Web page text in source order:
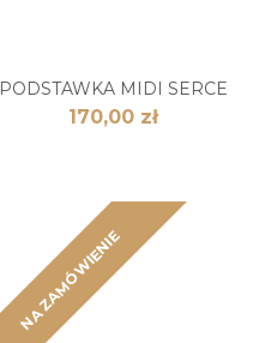
PODSTAWKA MIDI SERCE
170,00 zł
NA ZAMÓWIENIE